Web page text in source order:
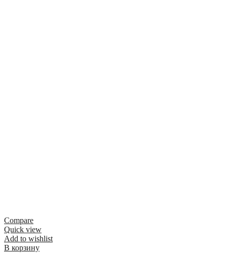
Compare
Quick view
Add to wishlist
В корзину